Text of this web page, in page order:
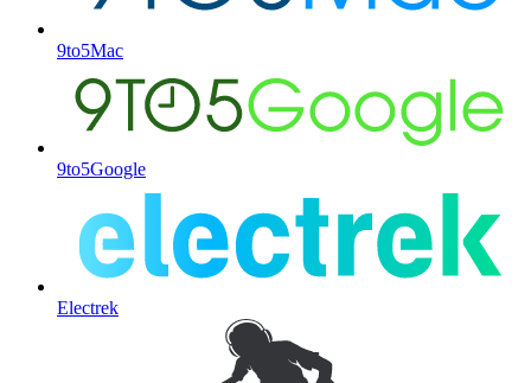
9to5Mac
9to5Google
Electrek